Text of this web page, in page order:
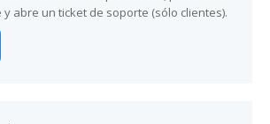
abre un ticket de soporte (sólo clientes).